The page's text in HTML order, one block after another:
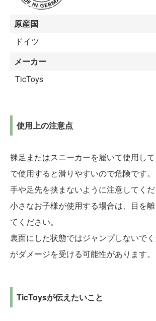
原産国
ドイツ
メーカー
TicToys
使用上の注意点
裸足またはスニーカーを履いて使用し
で使用すると滑りやすいので危険です。
手や足先を挟まないように注意してくだ
小さなお子様が使用する場合は、目を
てください。
裏面にした状態ではジャンプしないで
がダメージを受ける可能性があります。
TicToysが伝えたいこと